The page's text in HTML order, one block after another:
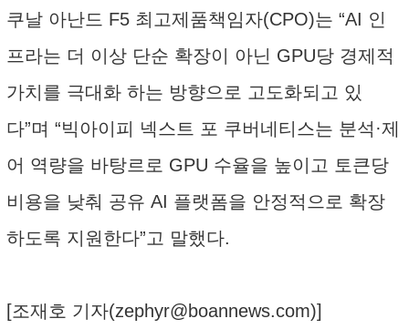
쿠날 아난드 F5 최고제품책임자(CPO)는 “AI 인
프라는 더 이상 단순 확장이 아닌 GPU당 경제적
가치를 극대화 하는 방향으로 고도화되고 있
다”며 “빅아이피 넥스트 포 쿠버네티스는 분석·제
어 역량을 바탕르로 GPU 수율을 높이고 토큰당
비용을 낮춰 공유 AI 플랫폼을 안정적으로 확장
하도록 지원한다”고 말했다.
[조재호 기자(zephyr@boannews.com)]